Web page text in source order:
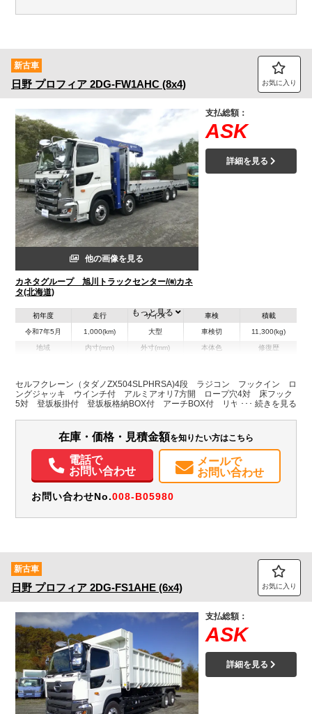
新古車
日野 プロフィア 2DG-FW1AHC (8x4) お気に入り
他の画像を見る
カネタグループ 旭川トラックセンター/㈲カネ
タ(北海道)
支払総額：
ASK
詳細を見る
初年度
令和7年5月
走行
1,000(km)
サイズ
大型
車検
車検切
積載
11,300(kg)
地域 内寸(mm)
H:270
外寸(mm)
H:3,430
本体色 修復歴
装備情報
パワステ
もっと見る
セルフクレーン（タダノZX504SLPHRSA)4段 ラジコン フックイン ロ
ングジャッキ ウインチ付 アルミアオリ7方開 ロープ穴4対 床フック
5対 登坂板掛付 登坂板格納BOX付 アーチBOX付 リヤエアサス
在庫・価格・見積金額を知りたい方はこちら
電話で
お問い合わせ
メールで
お問い合わせ
お問い合わせNo.008-B05980
新古車
日野 プロフィア 2DG-FS1AHE (6x4) お気に入り
支払総額：
ASK
詳細を見る